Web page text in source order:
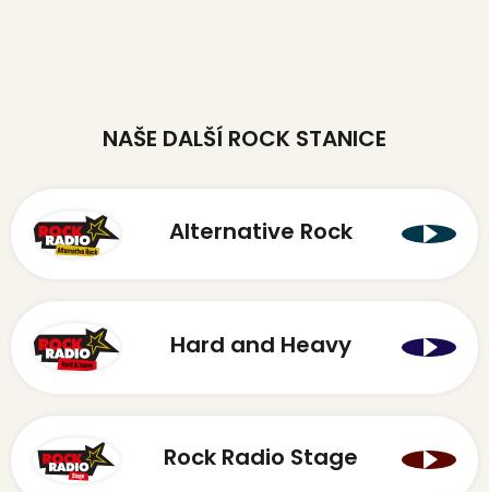
NAŠE DALŠÍ ROCK STANICE
Alternative Rock
Hard and Heavy
Rock Radio Stage